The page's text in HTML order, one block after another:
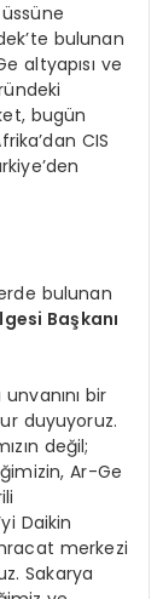
bulunan
altyapısı ve
bugün
CIS
bulunan
Başkanı
bir
duyuyoruz.
değil;
Ar-Ge
Daikin
merkezi
Sakarya